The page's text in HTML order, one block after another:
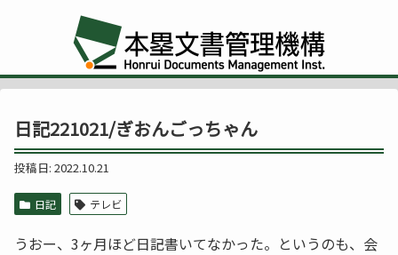
日記221021/ぎおんごっちゃん
2022.10.21
日記 テレビ
うおー、3ヶ月ほど日記書いてなかった。というのも、会